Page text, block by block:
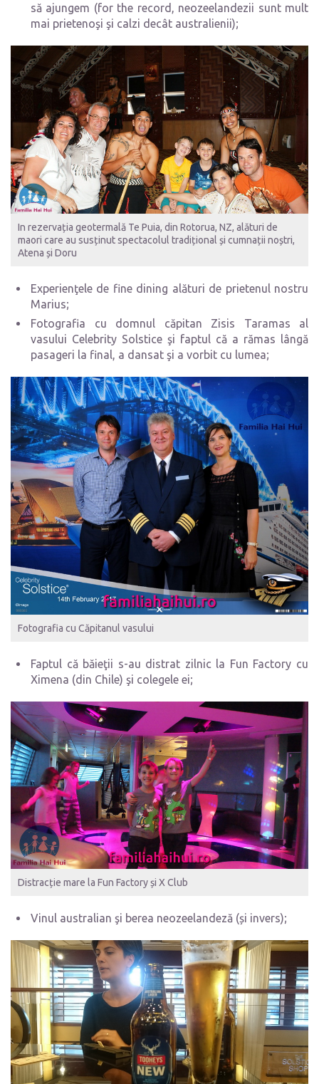
să ajungem (for the record, neozeelandezii sunt mult
mai prietenoşi şi calzi decât australienii);
In rezervația geotermală Te Puia, din Rotorua, NZ, alături de
maori care au susținut spectacolul tradițional și cumnații noștri,
Atena și Doru
Experienţele de fine dining alături de prietenul nostru
Marius;
Fotografia cu domnul căpitan Zisis Taramas al
vasului Celebrity Solstice şi faptul că a rămas lângă
pasageri la final, a dansat şi a vorbit cu lumea;
Fotografia cu Căpitanul vasului
Faptul că băieţii s-au distrat zilnic la Fun Factory cu
Ximena (din Chile) şi colegele ei;
Distracție mare la Fun Factory și X Club
Vinul australian şi berea neozeelandeză (și invers);